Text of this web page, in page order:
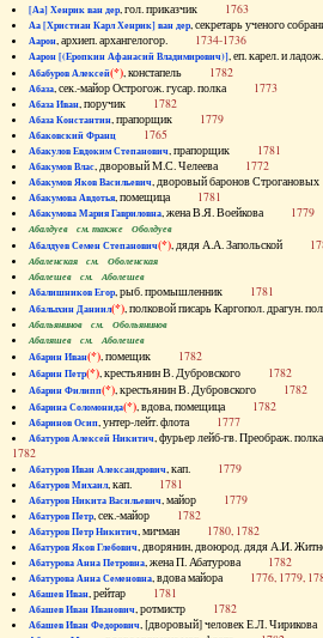
[Аа] Хенрик ван дер, гол. приказчик 1763
Аа [Христиан Карл Хенрик] ван дер, секретарь ученого
Аарон, архиеп. архангелогор. 1734-1736
Аарон [(Еропкин Афанасий Владимирович)], еп. карел. и
Абабуров Алексей(*), констапель 1782
Абаза, сек.-майор Острогож. гусар. полка 1773
Абаза Иван, поручик 1782
Абаза Константин, прапорщик 1779
Абаковский Франц 1765
Абакулов Евдоким Степанович, прапорщик 1781
Абакумов Влас, дворовый М.С. Челеева 1772
Абакумов Яков Васильевич, дворовый баронов
Абакумова Авдотья, помещица 1781
Абакумова Мария Гавриловна, жена В.Я. Воейкова 1779
Абалдуев см. также Оболдуев
Абалдуев Семен Степанович(*), дядя А.А. Запольской
Абаленская см. Оболенская
Абалешев см. Аболешев
Абалишников Егор, рыб. промышленник 1781
Абалыхин Даниил(*), полковой писарь Каргопол. драгун.
Абальянинов см. Обольянинов
Абаляшев см. Аболешев
Абарин Иван(*), помещик 1782
Абарин Петр(*), крестьянин В. Дубровского 1782
Абарин Филипп(*), крестьянин В. Дубровского 1782
Абарина Соломонида(*), вдова, помещица 1782
Абаринов Осип, унтер-лейт. флота 1777
Абатуров Алексей Никитич, фурьер лейб-гв. Преображ.
1782
Абатуров Иван Александрович, кап. 1779
Абатуров Михаил, кап. 1781
Абатуров Никита Васильевич, майор 1779
Абатуров Петр, сек.-майор 1782
Абатуров Петр Никитич, мичман 1780, 1782
Абатуров Яков Глебович, дворянин, двоюрод. дядя А.И.
Абатурова Анна Петровна, жена П. Абатурова 1782
Абатурова Анна Семеновна, вдова майора 1776, 1779,
Абашев Иван, рейтар 1781
Абашев Иван Иванович, ротмистр 1782
Абашев Иван Федорович, [дворовый] человек Е.Л.